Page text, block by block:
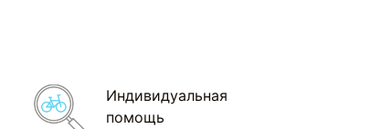
Индивидуальная
помощь